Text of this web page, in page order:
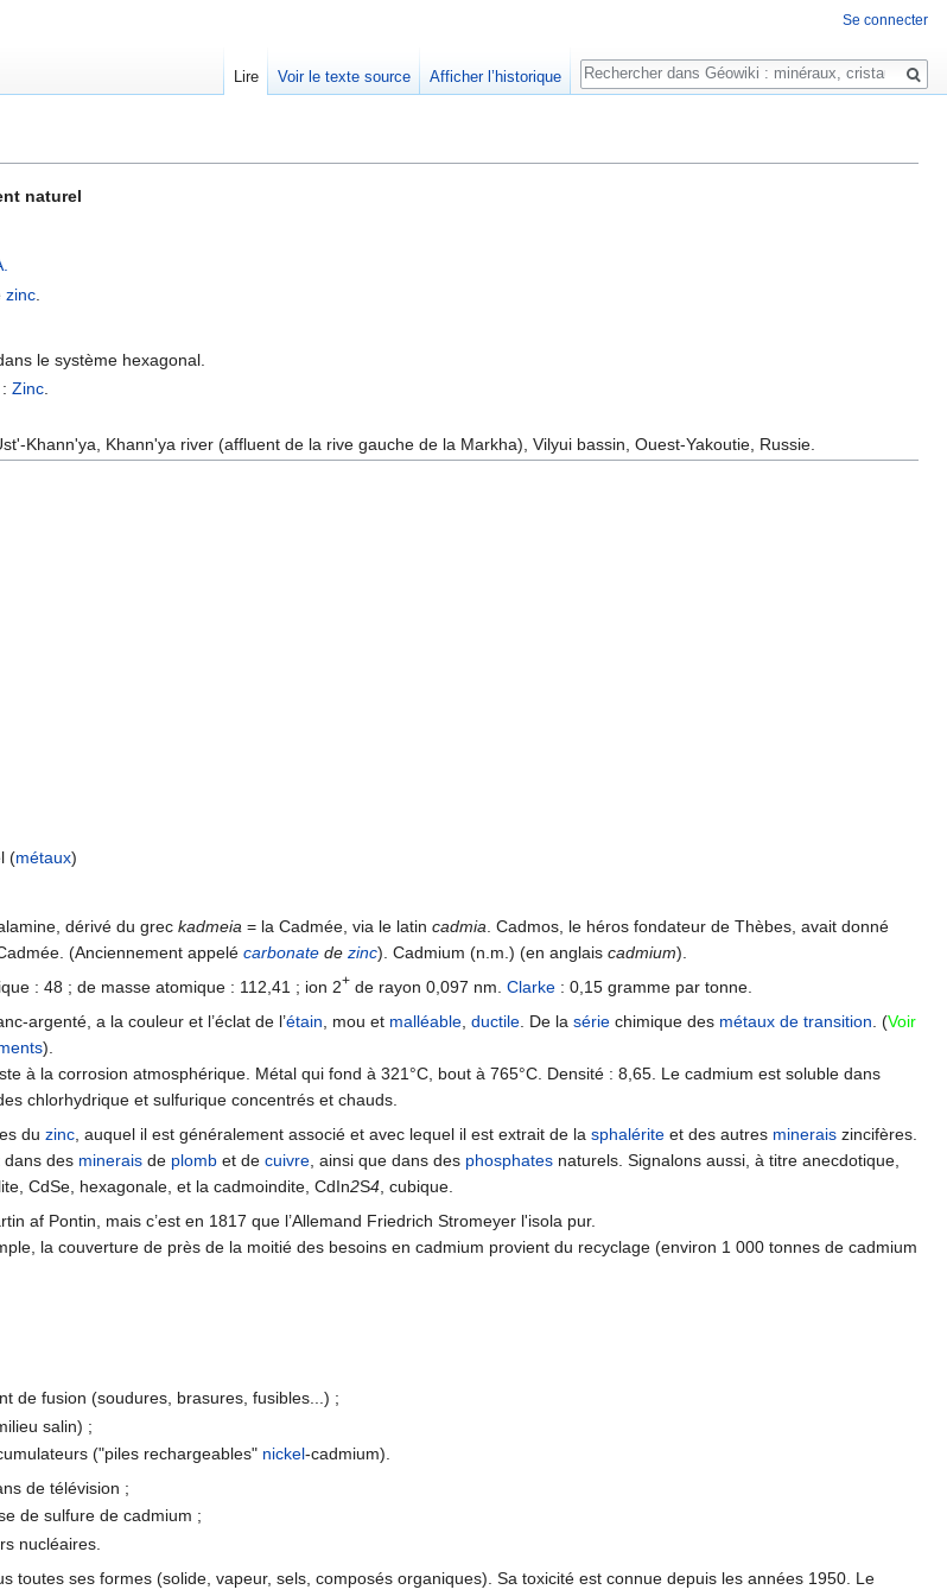
naturel
zinc.
le système hexagonal.
Zinc.
Khann'ya, Khann'ya river (affluent de la rive gauche de la Markha), Vilyui bassin, Ouest-Yakoutie, Russie.
(métaux)
dérivé du grec kadmeia = la Cadmée, via le latin cadmia. Cadmos, le héros fondateur de Thèbes, avait donné
(Anciennement appelé carbonate de zinc). Cadmium (n.m.) (en anglais cadmium).
: 48 ; de masse atomique : 112,41 ; ion 2+ de rayon 0,097 nm. Clarke : 0,15 gramme par tonne.
argenté, a la couleur et l’éclat de l’étain, mou et malléable, ductile. De la série chimique des métaux de transition. (Voir
).
à la corrosion atmosphérique. Métal qui fond à 321°C, bout à 765°C. Densité : 8,65. Le cadmium est soluble dans
chlorhydrique et sulfurique concentrés et chauds.
du zinc, auquel il est généralement associé et avec lequel il est extrait de la sphalérite et des autres minerais zincifères.
dans des minerais de plomb et de cuivre, ainsi que dans des phosphates naturels. Signalons aussi, à titre anecdotique,
CdSe, hexagonale, et la cadmoindite, CdIn2S4, cubique.
af Pontin, mais c’est en 1817 que l’Allemand Friedrich Stromeyer l'isola pur.
la couverture de près de la moitié des besoins en cadmium provient du recyclage (environ 1 000 tonnes de cadmium
de fusion (soudures, brasures, fusibles...) ;
salin) ;
("piles rechargeables" nickel-cadmium).
de télévision ;
de sulfure de cadmium ;
nucléaires.
toutes ses formes (solide, vapeur, sels, composés organiques). Sa toxicité est connue depuis les années 1950. Le
Se connecter
Lire Voir le texte source Afficher l’historique
Rechercher